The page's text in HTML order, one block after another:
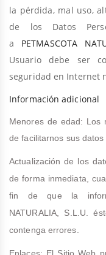
la pérdida, mal uso,
de los Datos
a PETMASCOTA
Usuario debe ser
seguridad en Internet
Información adicional
Menores de edad: Los
de facilitarnos sus datos
Actualización de los
de forma inmediata,
fin de que la
NATURALIA, S.L.U.
contenga errores.